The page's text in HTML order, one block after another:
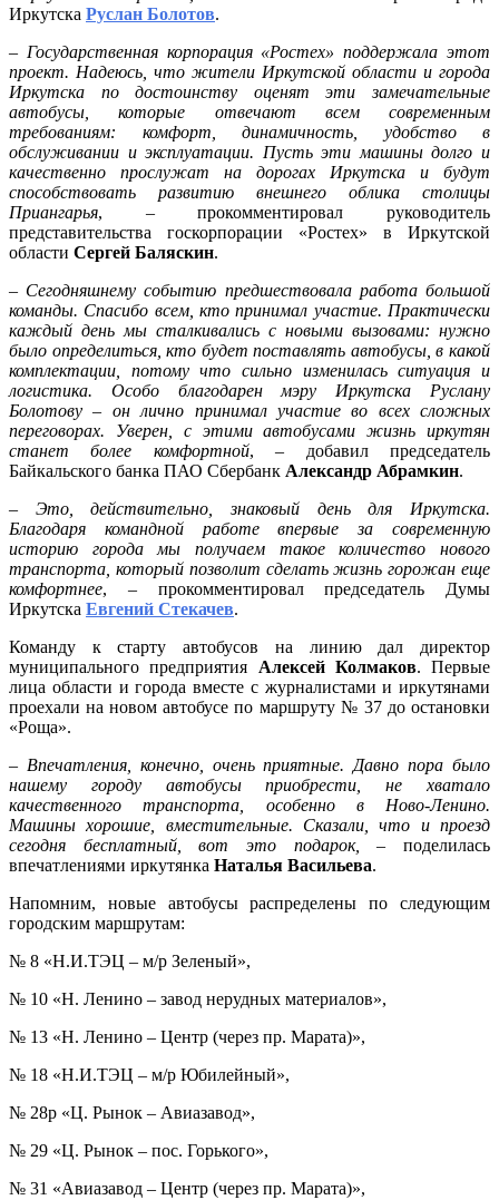
Иркутска Руслан Болотов.
– Государственная корпорация «Ростех» поддержала этот
проект. Надеюсь, что жители Иркутской области и города
Иркутска по достоинству оценят эти замечательные
автобусы, которые отвечают всем современным
требованиям: комфорт, динамичность, удобство в
обслуживании и эксплуатации. Пусть эти машины долго и
качественно прослужат на дорогах Иркутска и будут
способствовать развитию внешнего облика столицы
Приангарья, – прокомментировал руководитель
представительства госкорпорации «Ростех» в Иркутской
области Сергей Баляскин.
– Сегодняшнему событию предшествовала работа большой
команды. Спасибо всем, кто принимал участие. Практически
каждый день мы сталкивались с новыми вызовами: нужно
было определиться, кто будет поставлять автобусы, в какой
комплектации, потому что сильно изменилась ситуация и
логистика. Особо благодарен мэру Иркутска Руслану
Болотову – он лично принимал участие во всех сложных
переговорах. Уверен, с этими автобусами жизнь иркутян
станет более комфортной, – добавил председатель
Байкальского банка ПАО Сбербанк Александр Абрамкин.
– Это, действительно, знаковый день для Иркутска.
Благодаря командной работе впервые за современную
историю города мы получаем такое количество нового
транспорта, который позволит сделать жизнь горожан еще
комфортнее, – прокомментировал председатель Думы
Иркутска Евгений Стекачев.
Команду к старту автобусов на линию дал директор
муниципального предприятия Алексей Колмаков. Первые
лица области и города вместе с журналистами и иркутянами
проехали на новом автобусе по маршруту № 37 до остановки
«Роща».
– Впечатления, конечно, очень приятные. Давно пора было
нашему городу автобусы приобрести, не хватало
качественного транспорта, особенно в Ново-Ленино.
Машины хорошие, вместительные. Сказали, что и проезд
сегодня бесплатный, вот это подарок,– поделилась
впечатлениями иркутянка Наталья Васильева.
Напомним, новые автобусы распределены по следующим
городским маршрутам:
№ 8 «Н.И.ТЭЦ – м/р Зеленый»,
№ 10 «Н. Ленино – завод нерудных материалов»,
№ 13 «Н. Ленино – Центр (через пр. Марата)»,
№ 18 «Н.И.ТЭЦ – м/р Юбилейный»,
№ 28р «Ц. Рынок – Авиазавод»,
№ 29 «Ц. Рынок – пос. Горького»,
№ 31 «Авиазавод – Центр (через пр. Марата)»,